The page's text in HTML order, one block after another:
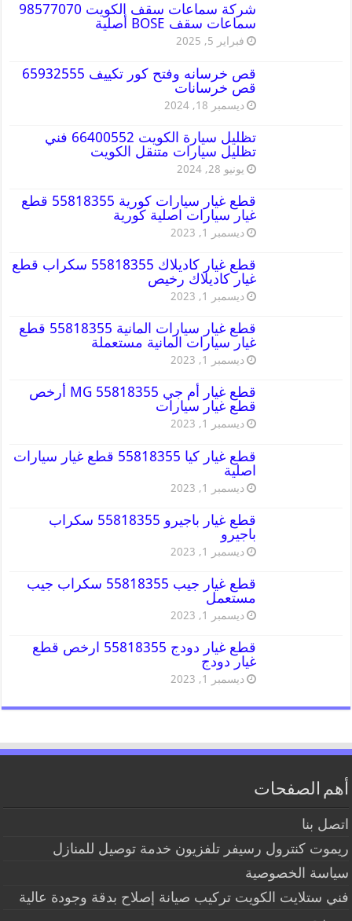
شركة سماعات سقف الكويت 98577070
سماعات سقف BOSE أصلية
فبراير 5, 2025
قص خرسانه وفتح كور تكييف 65932555
قص خرسانات
ديسمبر 18, 2024
تظليل سيارة الكويت 66400552 فني
تظليل سيارات متنقل الكويت
يونيو 28, 2024
قطع غيار سيارات كورية 55818355 قطع
غيار سيارات اصلية كورية
ديسمبر 1, 2023
قطع غيار كاديلاك 55818355 سكراب قطع
غيار كاديلاك رخيص
ديسمبر 1, 2023
قطع غيار سيارات المانية 55818355 قطع
غيار سيارات المانية مستعملة
ديسمبر 1, 2023
قطع غيار أم جي MG 55818355 أرخص
قطع غيار سيارات
ديسمبر 1, 2023
قطع غيار كيا 55818355 قطع غيار سيارات
اصلية
ديسمبر 1, 2023
قطع غيار باجيرو 55818355 سكراب
باجيرو
ديسمبر 1, 2023
قطع غيار جيب 55818355 سكراب جيب
مستعمل
ديسمبر 1, 2023
قطع غيار دودج 55818355 ارخص قطع
غيار دودج
ديسمبر 1, 2023
أهم الصفحات
اتصل بنا
ريموت كنترول رسيفر تلفزيون خدمة توصيل للمنازل
سياسة الخصوصية
فني ستلايت الكويت تركيب صيانة إصلاح بدقة وجودة عالية